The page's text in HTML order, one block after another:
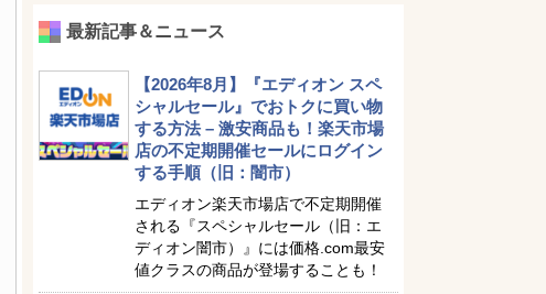
最新記事＆ニュース
【2026年8月】『エディオン スペ
シャルセール』でおトクに買い物
する方法 – 激安商品も！楽天市場
店の不定期開催セールにログイン
する手順（旧：闇市）
エディオン楽天市場店で不定期開催
される『スペシャルセール（旧：エ
ディオン闇市）』には価格.com最安
値クラスの商品が登場することも！